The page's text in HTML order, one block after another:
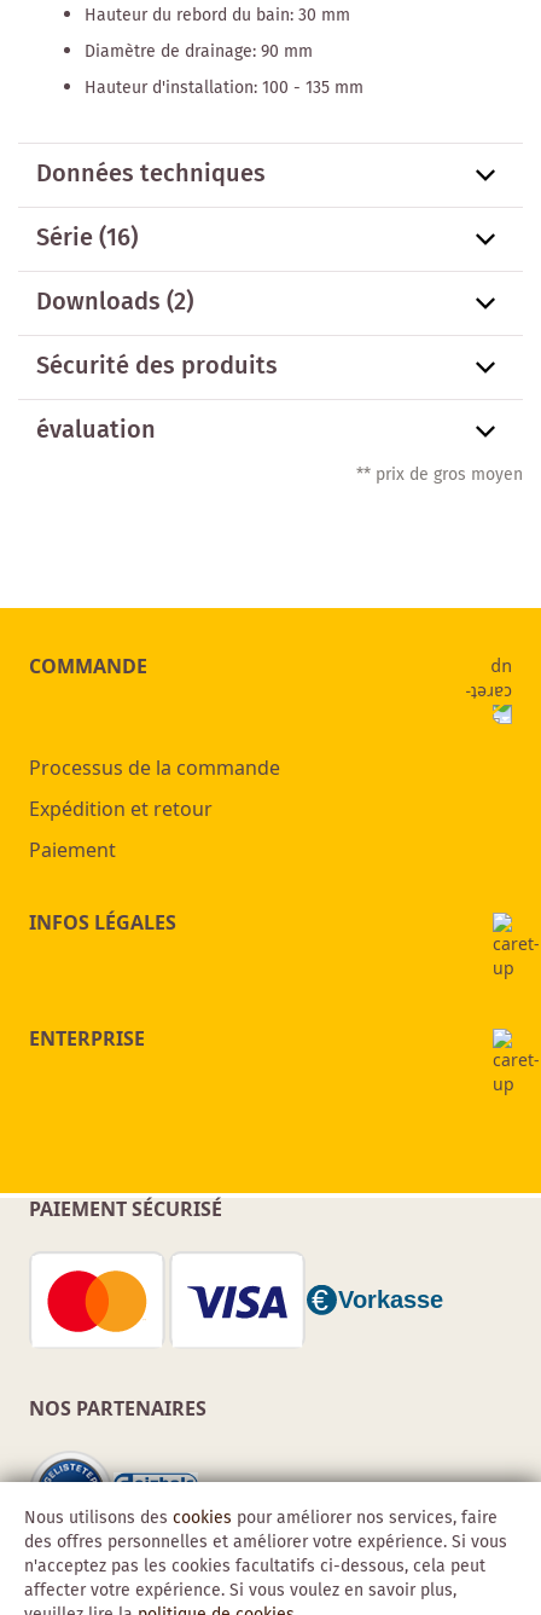
Hauteur du rebord du bain: 30 mm
Diamètre de drainage: 90 mm
Hauteur d'installation: 100 - 135 mm
Données techniques
Série(16)
Downloads (2)
Sécurité des produits
évaluation
** prix de gros moyen
COMMANDE
Processus de la commande
Expédition et retour
Paiement
INFOS LÉGALES
ENTERPRISE
PAIEMENT SÉCURISÉ
NOS PARTENAIRES
Nous utilisons des cookies pour améliorer nos services, faire
des offres personnelles et améliorer votre expérience. Si vous
n'acceptez pas les cookies facultatifs ci-dessous, cela peut
affecter votre expérience. Si vous voulez en savoir plus,